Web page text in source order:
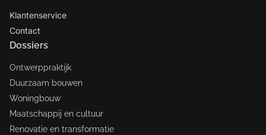
Klantenservice
Contact
Dossiers
Ontwerppraktijk
Duurzaam bouwen
Woningbouw
Maatschappij en cultuur
Renovatie en transformatie